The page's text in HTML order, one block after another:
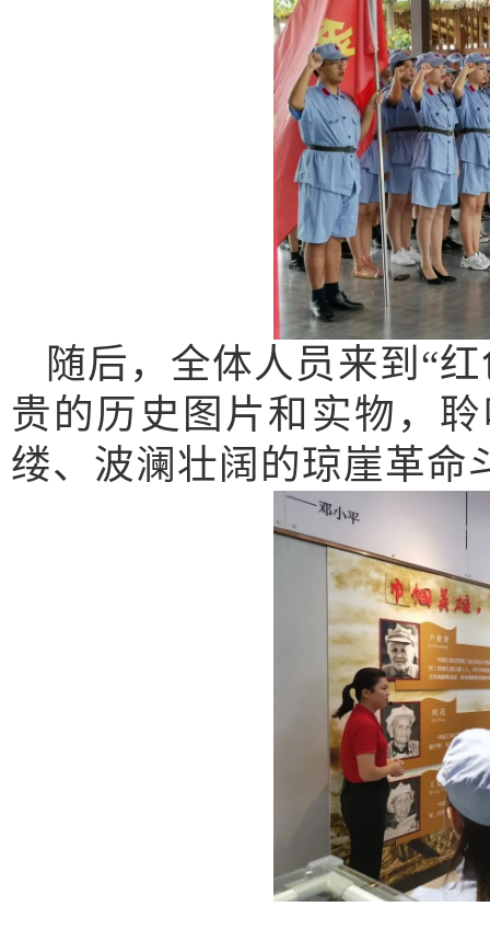
随后，全体人员来到“
贵的历史图片和实物，
缕、波澜壮阔的琼崖革命